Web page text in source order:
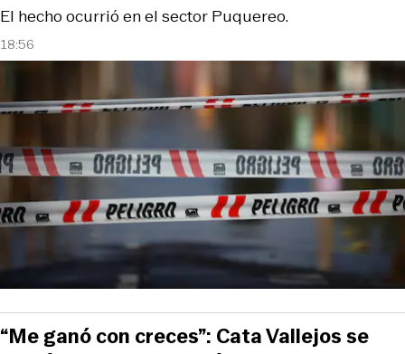
18:56
El hecho ocurrió en el sector Puquereo.
“Me ganó con creces”: Cata Vallejos se